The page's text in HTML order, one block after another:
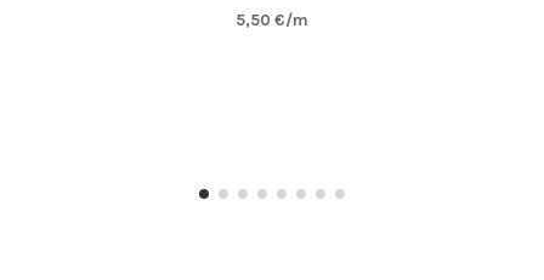
5,50 €/m